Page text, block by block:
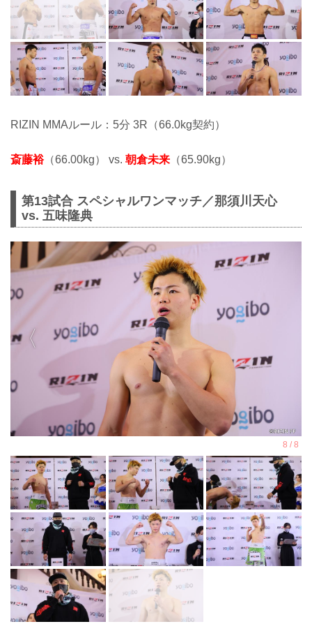
RIZIN MMAルール：5分 3R（66.0kg契約）
斎藤裕（66.00kg） vs. 朝倉未来 （65.90kg）
第13試合 スペシャルワンマッチ／那須川天心
vs. 五味隆典